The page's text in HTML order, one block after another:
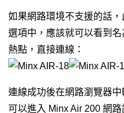
如果網路環境不支援的話，
選項中，應該就可以看到
熱點，直接連線：
連線成功後在網路瀏覽器中
可以進入 Minx Air 200 網